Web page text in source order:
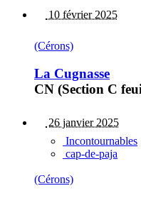
10 février 2025
(Cérons)
La Cugnasse
CN (Section C
26 janvier 2025
Incontournables
cap-de-paja
(Cérons)